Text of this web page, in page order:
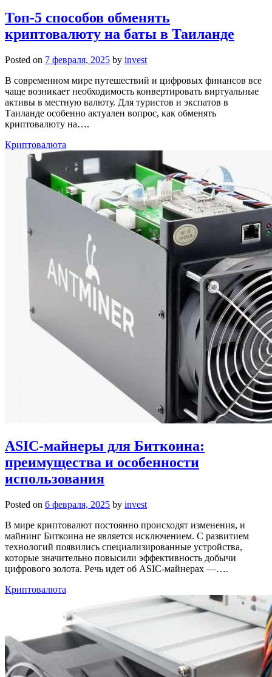
Топ-5 способов обменять
криптовалюту на баты в Таиланде
Posted on 7 февраля, 2025 by invest
В современном мире путешествий и цифровых финансов все
чаще возникает необходимость конвертировать виртуальные
активы в местную валюту. Для туристов и экспатов в
Таиланде особенно актуален вопрос, как обменять
криптовалюту на….
Криптовалюта
ASIC-майнеры для Биткоина:
преимущества и особенности
использования
Posted on 6 февраля, 2025 by invest
В мире криптовалют постоянно происходят изменения, и
майнинг Биткоина не является исключением. С развитием
технологий появились специализированные устройства,
которые значительно повысили эффективность добычи
цифрового золота. Речь идет об ASIC-майнерах —….
Криптовалюта